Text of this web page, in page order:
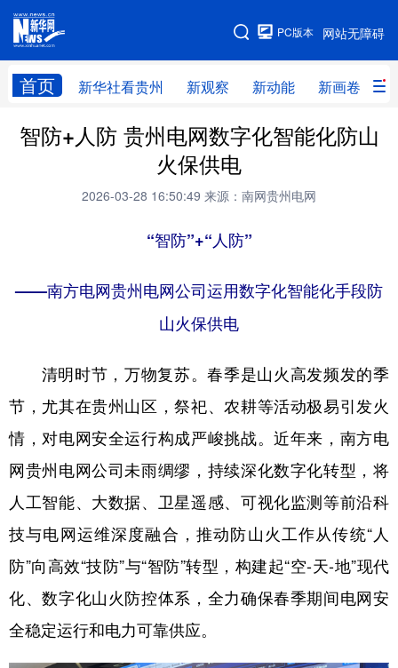
网站无障碍
PC版本
首页 新华社看贵州 新观察 新动能 新画卷
网站地图
新华社看贵州 新观察 新动能 新画卷
贵州领导 人事
直播
数字贵州 律动贵州
光影贵州 部门之窗 县区直达 企业速递
贵阳 遵义
黔南
地方频道
北京 天津 河北 山西
辽宁 吉林 上海 江苏
浙江 安徽 福建 江西
智防+人防 贵州电网数字化智能化防山
火保供电
2026-03-28 16:50:49 来源：南网贵州电网
“智防”+“人防”
——南方电网贵州电网公司运用数字化智能化手段防
山火保供电
清明时节，万物复苏。春季是山火高发频发的季
节，尤其在贵州山区，祭祀、农耕等活动极易引发火
情，对电网安全运行构成严峻挑战。近年来，南方电
网贵州电网公司未雨绸缪，持续深化数字化转型，将
人工智能、大数据、卫星遥感、可视化监测等前沿科
技与电网运维深度融合，推动防山火工作从传统“人
防”向高效“技防”与“智防”转型，构建起“空-天-地”现代
化、数字化山火防控体系，全力确保春季期间电网安
全稳定运行和电力可靠供应。